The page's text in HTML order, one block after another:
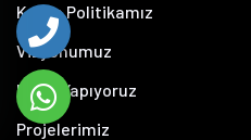
Kalite Politikamız
Vizyonumuz
Neler Yapıyoruz
Projelerimiz